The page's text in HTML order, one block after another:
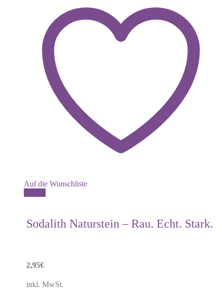
Auf die Wunschliste
Sodalith Naturstein – Rau. Echt. Stark.
2,95€
inkl. MwSt.